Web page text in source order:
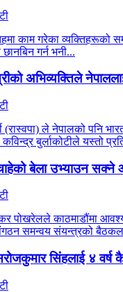
काम गरेका व्यक्तिहरूको
गर्न भनी...
अभिव्यक्तिले
(रास्वपा) ले नेपालको
कविन्द्र बुर्लाकोटीले यस्तो
बेला उभ्याउन सक्ने
पोखरेलले काठमाडौंमा
समन्वय संयन्त्रको
सिंहलाई ४ वर्ष